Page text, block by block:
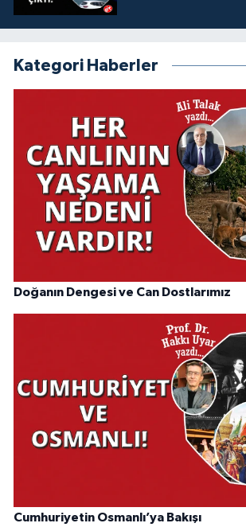
Kategori Haberler
Doğanın Dengesi ve Can Dostlarımız
Cumhuriyetin Osmanlı’ya Bakışı